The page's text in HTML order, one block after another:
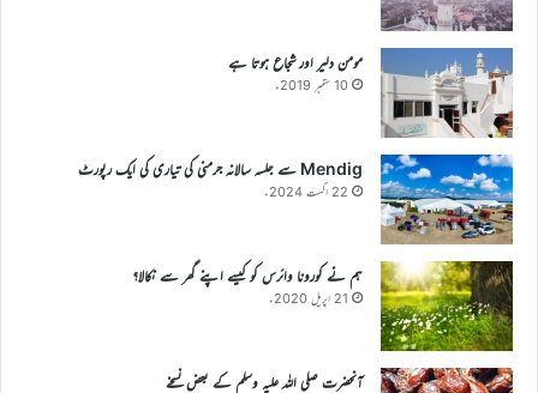
مومن دلیر اور شجاع ہوتا ہے
10 ستمبر 2019ء
Mendig سے جلسہ سالانہ جرمنی کی تیاری کی ایک رپورٹ
22 اگست 2024ء
ہم نے کورونا وائرس کو کیسے اپنے گھر سے نکالا؟
21 اپریل 2020ء
آنحضرت صلی اللہ علیہ وسلم کے بعض نسخے